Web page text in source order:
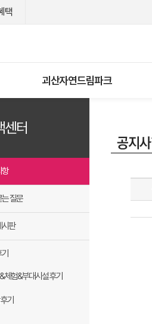
택
괴산자연드림파크
센터
항
질문
판
체험&부대시설 후기
기